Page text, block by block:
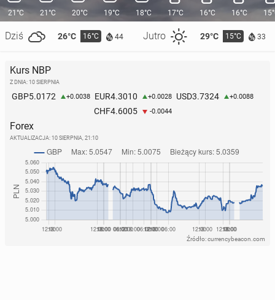
21°C
Dziś 26°C 16°C 44 Jutro 29°C 15°C 33
21°C 20°C 19°C 18°C 17°C 16°C 16°C
Kurs NBP
Z DNIA: 10 SIERPNIA
GBP5.0172 +0.0038 EUR4.3010 +0.0028 USD3.7324 +0.0088
CHF4.6005 -0.0044
Forex
AKTUALIZACJA: 10 SIERPNIA, 21:10
Źródło: currencybeacon.com